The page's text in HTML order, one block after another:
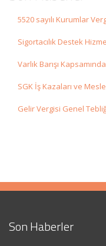
5520 sayılı Kurumlar
Sigortacılık Destek
Varlık Barışı
SGK İş Kazaları ve
Gelir Vergisi Genel
Son Haberler